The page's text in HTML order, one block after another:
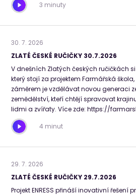
3 minuty
30. 7. 2026
ZLATÉ ČESKÉ RUČIČKY 30.7.2026
V dnešních Zlatých českých ručičkách
který stojí za projektem Farmářská
záměrem je vzdělávat novou generaci
zemědělství, kteří chtějí spravovat
lidmi a zvířaty. Více zde: https://
4 minut
29. 7. 2026
ZLATÉ ČESKÉ RUČIČKY 29.7.2026
Projekt ENRESS přináší inovativní